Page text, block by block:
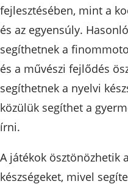
fejlesztésében, mint a
és az egyensúly.
segíthetnek a
és a művészi fejlődés
segíthetnek a nyelvi
közülük segíthet a
írni.
A játékok ösztönözhetik
készségeket, mivel